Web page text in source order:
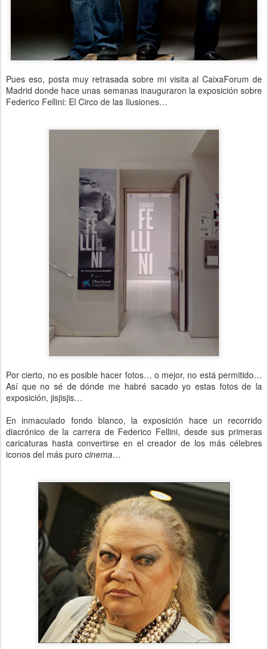
Pues eso, posta muy retrasada sobre mi visita al CaixaForum de
Madrid donde hace unas semanas inauguraron la exposición sobre
Federico Fellini: El Circo de las Ilusiones…
Por cierto, no es posible hacer fotos… o mejor, no está permitido…
Así que no sé de dónde me habré sacado yo estas fotos de la
exposición, jisjisjis…
En inmaculado fondo blanco, la exposición hace un recorrido
diacrónico de la carrera de Federico Fellini, desde sus primeras
caricaturas hasta convertirse en el creador de los más célebres
iconos del más puro cinema…